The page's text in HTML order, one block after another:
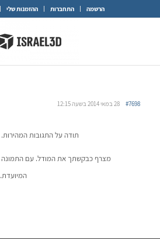
הרשמה התחברות ההזמנות שלי
28 במאי 2014 בשעה 12:15 #7698
תודה על התגובות המהירות.
מצרף כבקשתך את המודל. עם התמונה
המיועדת.